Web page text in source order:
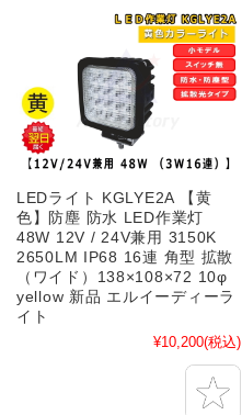
LEDライト KGLYE2A 【黄
色】防塵 防水 LED作業灯
48W 12V / 24V兼用 3150K
2650LM IP68 16連 角型 拡散
（ワイド）138×108×72 10φ
yellow 新品 エルイーディーラ
イト
¥10,200(税込)